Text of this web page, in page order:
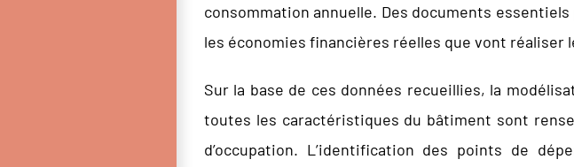
consommation annuelle. Des documents
les économies financières réelles que vont réaliser
Sur la base de ces données recueillies, la
toutes les caractéristiques du bâtiment sont
d’occupation. L’identification des points de